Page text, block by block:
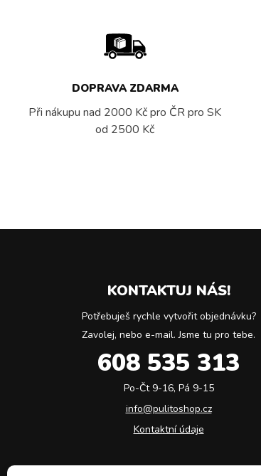
DOPRAVA ZDARMA
Při nákupu nad 2000 Kč pro ČR pro SK
od 2500 Kč
KONTAKTUJ NÁS!
Potřebuješ rychle vytvořit objednávku?
Zavolej, nebo e-mail. Jsme tu pro tebe.
608 535 313
Po-Čt 9-16, Pá 9-15
info@pulitoshop.cz
Kontaktní údaje